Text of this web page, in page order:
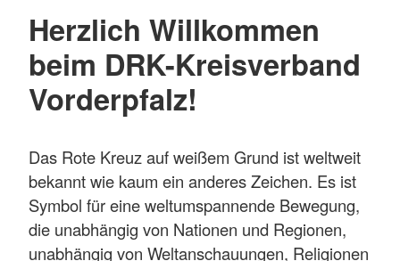
Herzlich Willkommen
beim DRK-Kreisverband
Vorderpfalz!
Das Rote Kreuz auf weißem Grund ist weltweit
bekannt wie kaum ein anderes Zeichen. Es ist
Symbol für eine weltumspannende Bewegung,
die unabhängig von Nationen und Regionen,
unabhängig von Weltanschauungen, Religionen